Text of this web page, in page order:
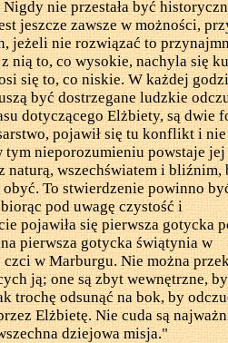
nie przestała być
jeszcze zawsze w możności,
jeżeli nie rozwiązać to
nią to, co wysokie, nachyla się ku
się to, co niskie. W każdej
być dostrzegane ludzkie
dotyczącego Elżbiety, są dwie
pojawił się tu konflikt i nie
tym nieporozumieniu powstaje jej
naturą, wszechświatem i bliźnim,
To stwierdzenie powinno
pod uwagę czystość i
pojawiła się pierwsza gotycka
pierwsza gotycka świątynia w
czci w Marburgu. Nie można
ją; one są zbyt wewnętrzne,
trochę odsunąć na bok, by
Elżbietę. Nie cuda są
dziejowa misja."